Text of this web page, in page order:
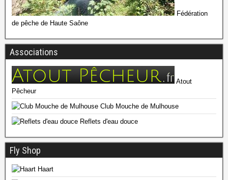
Fédération
de pêche de Haute Saône
Associations
Atout
Pêcheur
Club Mouche de Mulhouse
Reflets d'eau douce
Fly Shop
Haart